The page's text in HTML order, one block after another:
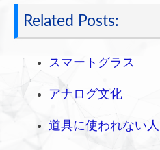
Related Posts:
スマートグラス
アナログ文化
道具に使われない